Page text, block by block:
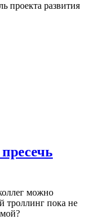
проекта развития
можно
троллинг пока не